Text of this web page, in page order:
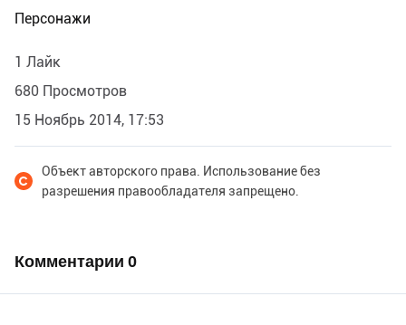
Персонажи
1 Лайк
680 Просмотров
15 Ноябрь 2014, 17:53
Объект авторского права. Использование без
разрешения правообладателя запрещено.
Комментарии 0